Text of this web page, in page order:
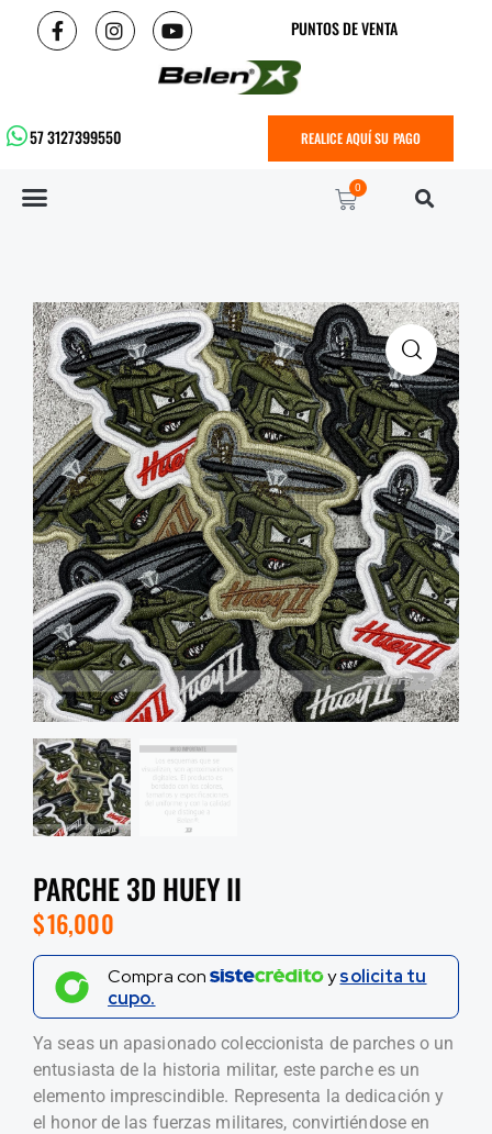
PUNTOS DE VENTA
57 3127399550 REALICE AQUÍ SU PAGO
0
PARCHE 3D HUEY II
$16,000
Compra con ysolicita tu
cupo.
Ya seas un apasionado coleccionista de parches o un
entusiasta de la historia militar, este parche es un
elemento imprescindible. Representa la dedicación y
el honor de las fuerzas militares, convirtiéndose en